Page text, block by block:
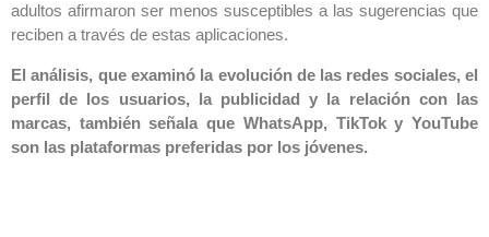
adultos afirmaron ser menos susceptibles a las sugerencias que
reciben a través de estas aplicaciones.
El análisis, que examinó la evolución de las redes sociales, el
perfil de los usuarios, la publicidad y la relación con las
marcas, también señala que WhatsApp, TikTok y YouTube
son las plataformas preferidas por los jóvenes.